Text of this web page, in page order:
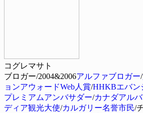
コグレマサト
ブロガー/2004&2006アルファブロガー/
ョンアウォードWeb人賞/HHKBエバン
プレミアムアンバサダー/カナダアル
ディア観光大使/カルガリー名誉市民/